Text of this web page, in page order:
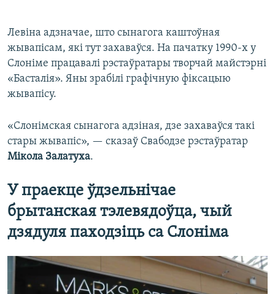
Левіна адзначае, што сынагога каштоўная
жывапісам, які тут захаваўся. На пачатку 1990-х у
Слоніме працавалі рэстаўратары творчай майстэрні
«Басталія». Яны зрабілі графічную фіксацыю
жывапісу.
«Слонімская сынагога адзіная, дзе захаваўся такі
стары жывапіс», — сказаў Свабодзе рэстаўратар
Мікола Залатуха.
У праекце ўдзельнічае
брытанская тэлевядоўца, чый
дзядуля паходзіць са Слоніма